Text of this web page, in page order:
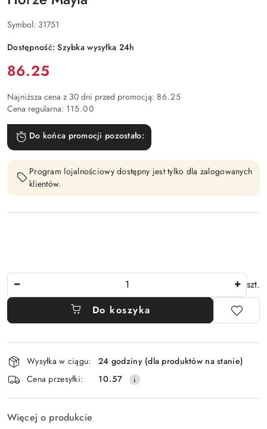
Symbol: 31751
Dostępność:Szybka wysyłka 24h
Cena:
86.25
Najniższa cena z 30 dni przed promocją: 86.25
Cena regularna: 115.00
Do końca promocji pozostało:
Program lojalnościowy dostępny jest tylko dla zalogowanych
klientów.
szt.
Do koszyka
Dostępność
i
dostawa
Wysyłka w ciągu:
24 godziny (dla produktów na stanie)
Cena przesyłki:
10.57
Więcej o produkcie